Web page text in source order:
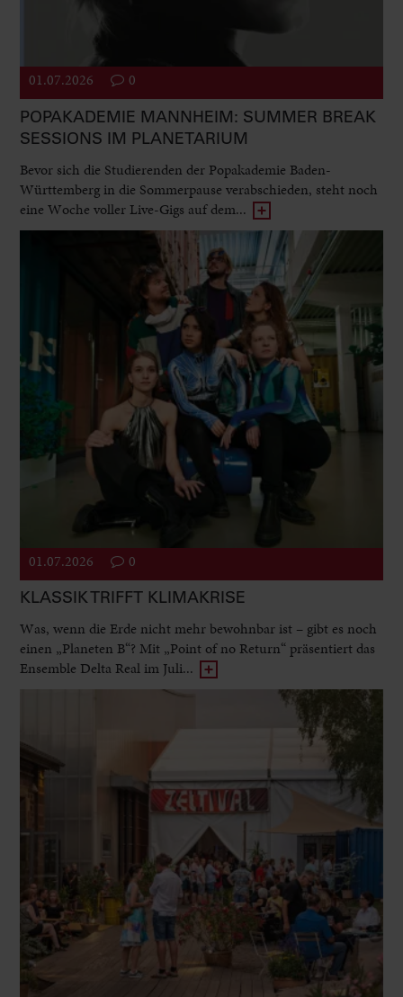
01.07.2026 0
POPAKADEMIE MANNHEIM: SUMMER BREAK
SESSIONS IM PLANETARIUM
Bevor sich die Studierenden der Popakademie Baden-
Württemberg in die Sommerpause verabschieden, steht noch
eine Woche voller Live-Gigs auf dem...
01.07.2026 0
KLASSIK TRIFFT KLIMAKRISE
Was, wenn die Erde nicht mehr bewohnbar ist – gibt es noch
einen „Planeten B“? Mit „Point of no Return“ präsentiert das
Ensemble Delta Real im Juli...